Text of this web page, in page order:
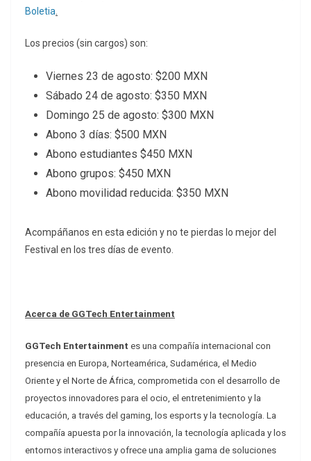
Boletia
Los precios (sin cargos) son:
Viernes 23 de agosto: $200 MXN
Sábado 24 de agosto: $350 MXN
Domingo 25 de agosto: $300 MXN
Abono 3 días: $500 MXN
Abono estudiantes $450 MXN
Abono grupos: $450 MXN
Abono movilidad reducida: $350 MXN
Acompáñanos en esta edición y no te pierdas lo mejor del
Festival en los tres días de evento.
Acerca de GGTech Entertainment
GGTech Entertainment es una compañía internacional con
presencia en Europa, Norteamérica, Sudamérica, el Medio
Oriente y el Norte de África, comprometida con el desarrollo de
proyectos innovadores para el ocio, el entretenimiento y la
educación, a través del gaming, los esports y la tecnología. La
compañía apuesta por la innovación, la tecnología aplicada y los
entornos interactivos y ofrece una amplia gama de soluciones